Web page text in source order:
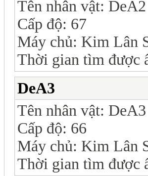
Tên nhân vật: DeA2
Cấp độ: 67
Máy chủ: Kim Lân
Thời gian tìm được
DeA3
Tên nhân vật: DeA3
Cấp độ: 66
Máy chủ: Kim Lân
Thời gian tìm được